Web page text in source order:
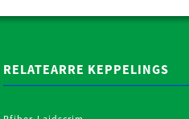
RELATEARRE KEPPELINGS